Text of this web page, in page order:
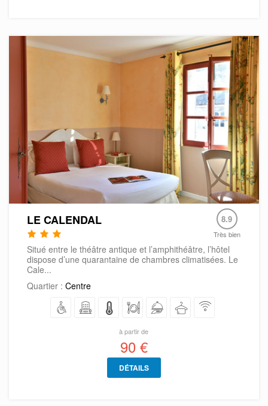
LE CALENDAL 8.9
Très bien
Situé entre le théâtre antique et l’amphithéâtre, l’hôtel
dispose d’une quarantaine de chambres climatisées. Le
Cale...
Quartier : Centre
à partir de
90 €
DÉTAILS